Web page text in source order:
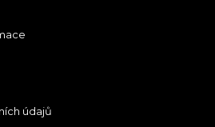
údajů